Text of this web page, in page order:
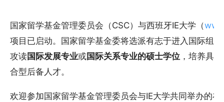
国家留学基金管理委员会（CSC）与西班牙IE大学（
项目已启动。国家留学基金委将选派有志于进入国际组
攻读国际发展专业或国际关系专业的硕士学位 ，培养具
合型后备人才。
欢迎参加国家留学基金管理委员会与IE大学共同举办的